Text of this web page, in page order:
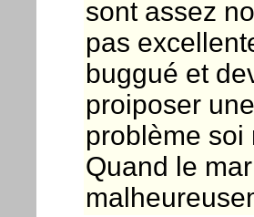
sont assez
pas
buggué et
proiposer
problème soi
Quand le